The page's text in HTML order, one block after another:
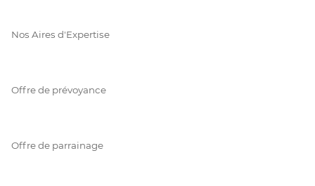
Nos Aires d'Expertise
Offre de prévoyance
Offre de parrainage